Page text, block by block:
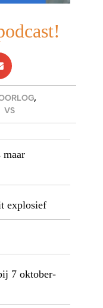
,
VS
maar
explosief
7 oktober-